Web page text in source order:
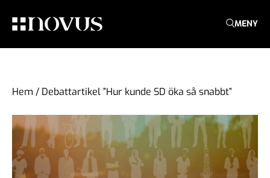
MENY
Hem / Debattartikel ”Hur kunde SD öka så snabbt”